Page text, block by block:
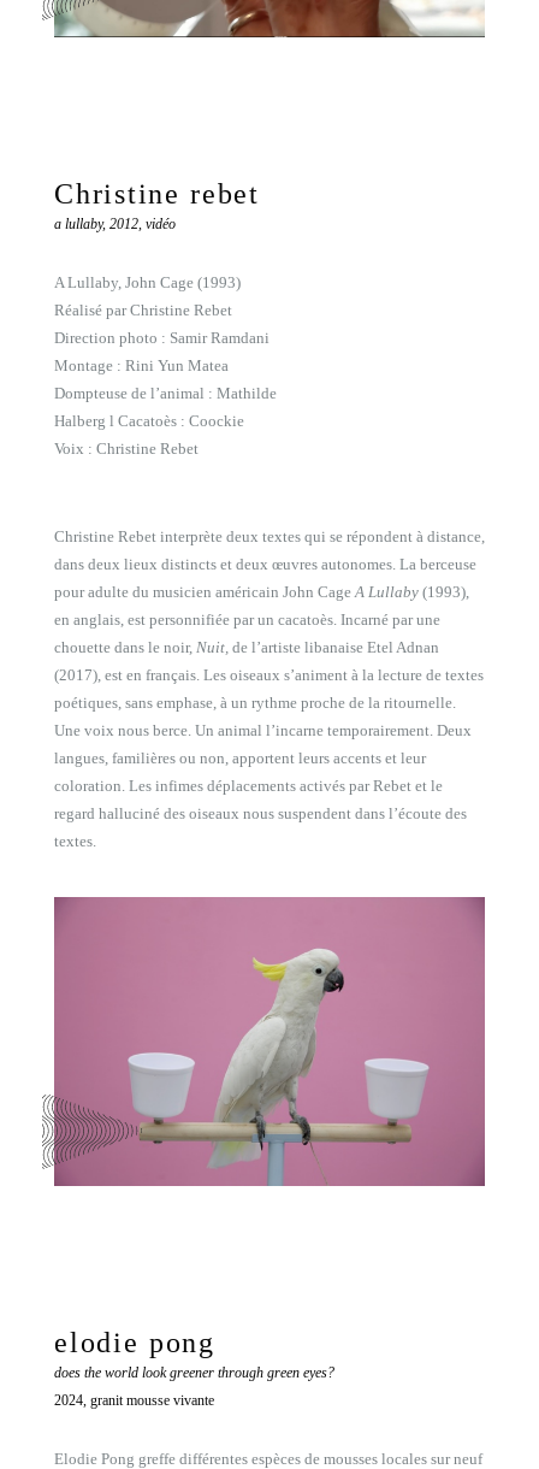
Christine rebet
a lullaby, 2012, vidéo
A Lullaby, John Cage (1993)
Réalisé par Christine Rebet
Direction photo : Samir Ramdani
Montage : Rini Yun Matea
Dompteuse de l’animal : Mathilde
Halberg l Cacatoès : Coockie
Voix : Christine Rebet
Christine Rebet interprète deux textes qui se répondent à distance,
dans deux lieux distincts et deux œuvres autonomes. La berceuse
pour adulte du musicien américain John Cage A Lullaby (1993),
en anglais, est personnifiée par un cacatoès. Incarné par une
chouette dans le noir, Nuit, de l’artiste libanaise Etel Adnan
(2017), est en français. Les oiseaux s’animent à la lecture de textes
poétiques, sans emphase, à un rythme proche de la ritournelle.
Une voix nous berce. Un animal l’incarne temporairement. Deux
langues, familières ou non, apportent leurs accents et leur
coloration. Les infimes déplacements activés par Rebet et le
regard halluciné des oiseaux nous suspendent dans l’écoute des
textes.
elodie pong
does the world look greener through green eyes?
2024, granit mousse vivante
Elodie Pong greffe différentes espèces de mousses locales sur neuf